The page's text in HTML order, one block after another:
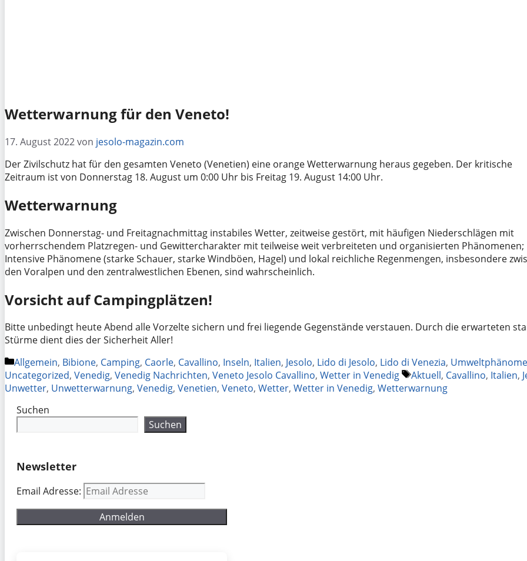
Wetterwarnung für den Veneto!
17. August 2022von jesolo-magazin.com
Der Zivilschutz hat für den gesamten Veneto (Venetien) eine orange Wetterwarnung heraus gegeben. Der kritische
Zeitraum ist von Donnerstag 18. August um 0:00 Uhr bis Freitag 19. August 14:00 Uhr.
Wetterwarnung
Zwischen Donnerstag- und Freitagnachmittag instabiles Wetter, zeitweise gestört, mit häufigen Niederschlägen mit
vorherrschendem Platzregen- und Gewittercharakter mit teilweise weit verbreiteten und organisierten Phänomenen;
Intensive Phänomene (starke Schauer, starke Windböen, Hagel) und lokal reichliche Regenmengen, insbesondere
den Voralpen und den zentralwestlichen Ebenen, sind wahrscheinlich.
Vorsicht auf Campingplätzen!
Bitte unbedingt heute Abend alle Vorzelte sichern und frei liegende Gegenstände verstauen. Durch die erwarteten
Stürme dient dies der Sicherheit Aller!
Kategorien
Allgemein, Bibione, Camping, Caorle, Cavallino, Inseln, Italien, Jesolo, Lido di Jesolo, Lido di Venezia,
Uncategorized, Venedig, Venedig Nachrichten, Veneto Jesolo Cavallino, Wetter in Venedig Schlagwörter
Aktuell, Cavallino, Italien,
Unwetter, Unwetterwarnung, Venedig, Venetien, Veneto, Wetter, Wetter in Venedig, Wetterwarnung
Suchen
Suchen
Newsletter
Email Adresse: